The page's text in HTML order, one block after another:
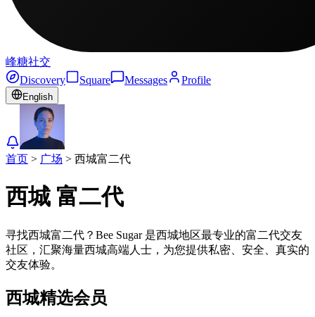
峰糖社交
Discovery
Square Messages Profile
English
首页 > 广场 > 西城富二代
西城 富二代
寻找西城富二代？Bee Sugar 是西城地区最专业的富二代交友
社区，汇聚海量西城高端人士，为您提供私密、安全、真实的
交友体验。
西城精选会员